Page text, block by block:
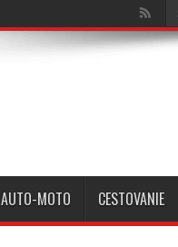
AUTO-MOTO CESTOVANIE